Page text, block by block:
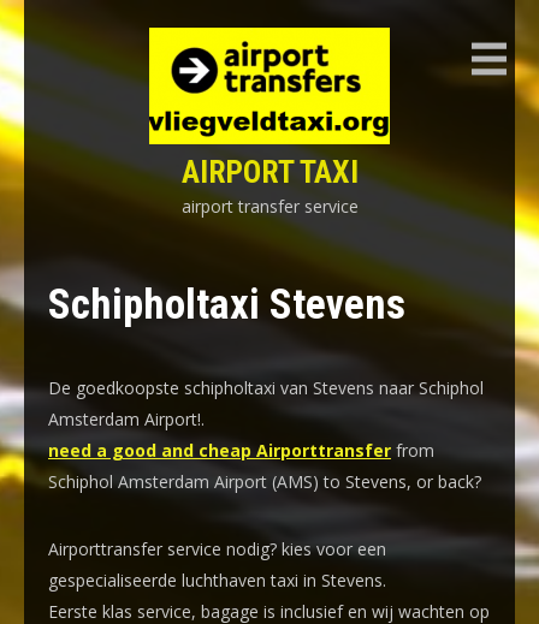
Skip
to
content
AIRPORT TAXI
airport transfer service
Schipholtaxi Stevens
De goedkoopste schipholtaxi van Stevens naar Schiphol
Amsterdam Airport!.
need a good and cheap Airporttransfer from
Schiphol Amsterdam Airport (AMS) to Stevens, or back?
Airporttransfer service nodig? kies voor een
gespecialiseerde luchthaven taxi in Stevens.
Eerste klas service, bagage is inclusief en wij wachten op